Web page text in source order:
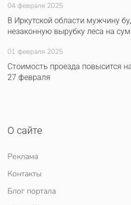
04 февраля 2025
В Иркутской области мужчину
незаконную вырубку леса на
01 февраля 2025
Стоимость проезда повысится
27 февраля
О сайте
Реклама
Контакты
Блог портала